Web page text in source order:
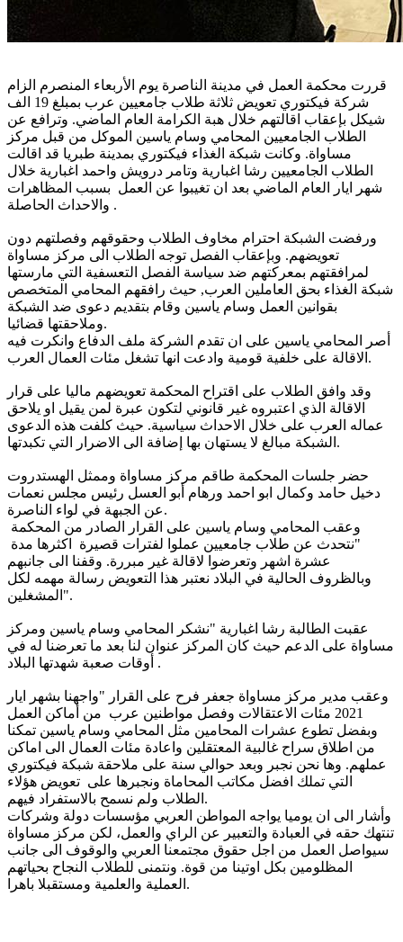
قررت محكمة العمل في مدينة الناصرة يوم الأربعاء المنصرم الزام
شركة فيكتوري تعويض ثلاثة طلاب جامعيين عرب بمبلغ 19 الف
شيكل بإعقاب اقالتهم خلال هبة الكرامة العام الماضي. وترافع عن
الطلاب الجامعيين المحامي وسام ياسين الموكل من قبل مركز
مساواة. وكانت شبكة الغذاء فيكتوري بمدينة طبريا قد اقالت
الطلاب الجامعيين رشا اغبارية وتامر درويش واحمد اغبارية خلال
شهر ايار العام الماضي بعد ان تغيبوا عن العمل بسبب المظاهرات
والاحداث الحاصلة .
ورفضت الشبكة احترام مخاوف الطلاب وحقوقهم وفصلتهم دون
تعويضهم. وبإعقاب الفصل توجه الطلاب الى مركز مساواة
لمرافقتهم بمعركتهم ضد سياسة الفصل التعسفية التي مارستها
شبكة الغذاء بحق العاملين العرب, حيث رافقهم المحامي المتخصص
بقوانين العمل وسام ياسين وقام بتقديم دعوى ضد الشبكة
وملاحقتها قضائيا.
أصر المحامي ياسين على ان تقدم الشركة ملف الدفاع وانكرت فيه
الاقالة على خلفية قومية وادعت انها تشغل مئات العمال العرب.
وقد وافق الطلاب على اقتراح المحكمة تعويضهم ماليا على قرار
الاقالة الذي اعتبروه غير قانوني لتكون عبرة لمن يقيل او يلاحق
عماله العرب على خلال الاحداث سياسية. حيث كلفت هذه الدعوى
الشبكة مبالغ لا يستهان بها إضافة الى الاضرار التي تكبدتها.
حضر جلسات المحكمة طاقم مركز مساواة وممثل الهستدروت
دخيل حامد وكمال ابو احمد ورهام أبو العسل رئيس مجلس نعمات
عن الجبهة في لواء الناصرة.
وعقب المحامي وسام ياسين على القرار الصادر من المحكمة
"نتحدث عن طلاب جامعيين عملوا لفترات قصيرة اكثرها مدة
عشرة اشهر وتعرضوا لاقالة غير مبررة. وقفنا الى جانبهم
وبالظروف الحالية في البلاد نعتبر هذا التعويض رسالة مهمه لكل
المشغلين".
عقبت الطالبة رشا اغبارية "نشكر المحامي وسام ياسين ومركز
مساواة على الدعم حيث كان المركز عنوان لنا بعد ما تعرضنا له في
أوقات صعبة شهدتها البلاد .
وعقب مدير مركز مساواة جعفر فرح على القرار "واجهنا بشهر ايار
2021 مئات الاعتقالات وفصل مواطنين عرب من أماكن العمل
وبفضل تطوع عشرات المحامين مثل المحامي وسام ياسين تمكنا
من اطلاق سراح غالبية المعتقلين واعادة مئات العمال الى اماكن
عملهم. وها نحن نجبر وبعد حوالي سنة على ملاحقة شبكة فيكتوري
التي تملك افضل مكاتب المحاماة ونجبرها على تعويض هؤلاء
الطلاب ولم نسمح بالاستفراد فيهم.
وأشار الى ان يوميا يواجه المواطن العربي مؤسسات دولة وشركات
تنتهك حقه في العبادة والتعبير عن الراي والعمل، لكن مركز مساواة
سيواصل العمل من اجل حقوق مجتمعنا العربي والوقوف الى جانب
المظلومين بكل اوتينا من قوة. ونتمنى للطلاب النجاح بحياتهم
العملية والعلمية ومستقبلا باهرا.